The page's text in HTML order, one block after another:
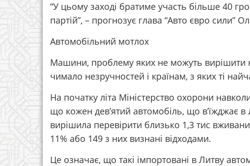
“У цьому заході братиме участь більше 40
партій”, – прогнозує глава “Авто євро сили”
Автомобільний мотлох
Машини, проблему яких не можуть вирішити
чимало незручностей і країнам, з яких ті
На початку літа Міністерство охорони
що кожен дев’ятий автомобіль, що в’їжджає
вирішила перевірити близько 1,3 тис
11% або 149 з них визнані відходами.
Це означає, що такі імпортовані в Литву